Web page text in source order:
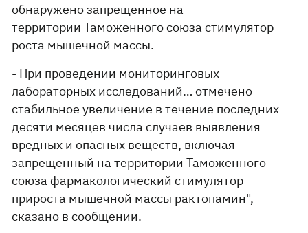
обнаружено запрещенное на
территории Таможенного союза стимулятор
роста мышечной массы.
- При проведении мониторинговых
лабораторных исследований… отмечено
стабильное увеличение в течение последних
десяти месяцев числа случаев выявления
вредных и опасных веществ, включая
запрещенный на территории Таможенного
союза фармакологический стимулятор
прироста мышечной массы рактопамин",
сказано в сообщении.